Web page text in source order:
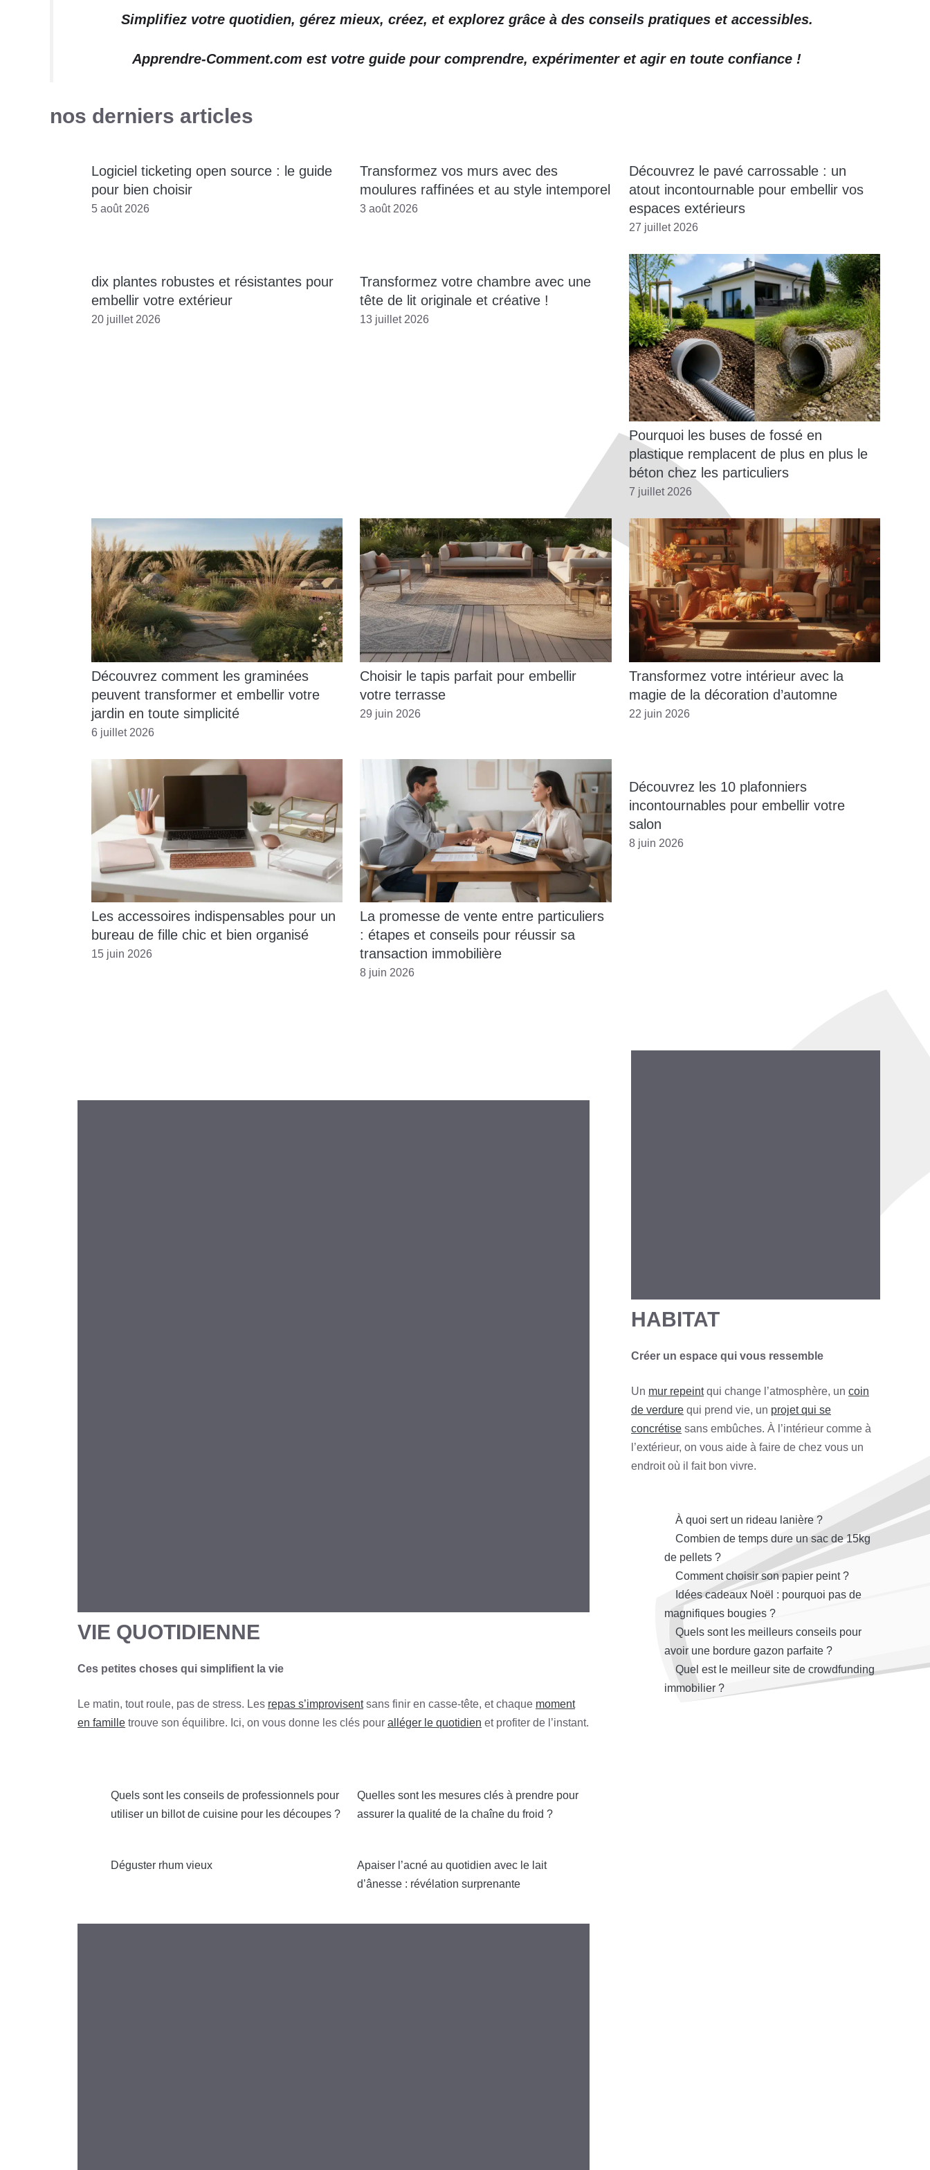
Simplifiez votre quotidien, gérez mieux, créez, et explorez grâce à des conseils pratiques et accessibles.
Apprendre-Comment.com est votre guide pour comprendre, expérimenter et agir en toute confiance !
nos derniers articles
Logiciel ticketing open source : le guide
pour bien choisir
5 août 2026
Transformez vos murs avec des
moulures raffinées et au style intemporel
3 août 2026
Découvrez le pavé carrossable : un
atout incontournable pour embellir vos
espaces extérieurs
27 juillet 2026
dix plantes robustes et résistantes pour
embellir votre extérieur
20 juillet 2026
Transformez votre chambre avec une
tête de lit originale et créative !
13 juillet 2026
Pourquoi les buses de fossé en
plastique remplacent de plus en plus le
béton chez les particuliers
7 juillet 2026
Découvrez comment les graminées
peuvent transformer et embellir votre
jardin en toute simplicité
6 juillet 2026
Choisir le tapis parfait pour embellir
votre terrasse
29 juin 2026
Transformez votre intérieur avec la
magie de la décoration d’automne
22 juin 2026
Les accessoires indispensables pour un
bureau de fille chic et bien organisé
15 juin 2026
La promesse de vente entre particuliers
: étapes et conseils pour réussir sa
transaction immobilière
8 juin 2026
Découvrez les 10 plafonniers
incontournables pour embellir votre
salon
8 juin 2026
VIE QUOTIDIENNE
Ces petites choses qui simplifient la vie
Le matin, tout roule, pas de stress. Les repas s’improvisentsans finir en casse-tête, et chaque moment
en famille trouve son équilibre. Ici, on vous donne les clés pour alléger le quotidien et profiter de l’instant.
Quels sont les conseils de professionnels pour
utiliser un billot de cuisine pour les découpes ?
Quelles sont les mesures clés à prendre pour
assurer la qualité de la chaîne du froid ?
Déguster rhum vieux
Apaiser l’acné au quotidien avec le lait
d’ânesse : révélation surprenante
HABITAT
Créer un espace qui vous ressemble
Un mur repeintqui change l’atmosphère, un coin
de verdure qui prend vie, un projet qui se
concrétise sans embûches. À l’intérieur comme à
l’extérieur, on vous aide à faire de chez vous un
endroit où il fait bon vivre.
À quoi sert un rideau lanière ?
Combien de temps dure un sac de 15kg
de pellets ?
Comment choisir son papier peint ?
Idées cadeaux Noël : pourquoi pas de
magnifiques bougies ?
Quels sont les meilleurs conseils pour
avoir une bordure gazon parfaite ?
Quel est le meilleur site de crowdfunding
immobilier ?